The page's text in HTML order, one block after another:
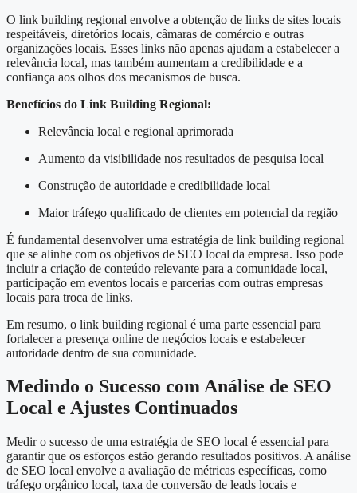
O link building regional envolve a obtenção de links de sites locais
respeitáveis, diretórios locais, câmaras de comércio e outras
organizações locais. Esses links não apenas ajudam a estabelecer a
relevância local, mas também aumentam a credibilidade e a
confiança aos olhos dos mecanismos de busca.
Benefícios do Link Building Regional:
Relevância local e regional aprimorada
Aumento da visibilidade nos resultados de pesquisa local
Construção de autoridade e credibilidade local
Maior tráfego qualificado de clientes em potencial da região
É fundamental desenvolver uma estratégia de link building regional
que se alinhe com os objetivos de SEO local da empresa. Isso pode
incluir a criação de conteúdo relevante para a comunidade local,
participação em eventos locais e parcerias com outras empresas
locais para troca de links.
Em resumo, o link building regional é uma parte essencial para
fortalecer a presença online de negócios locais e estabelecer
autoridade dentro de sua comunidade.
Medindo o Sucesso com Análise de SEO
Local e Ajustes Continuados
Medir o sucesso de uma estratégia de SEO local é essencial para
garantir que os esforços estão gerando resultados positivos. A análise
de SEO local envolve a avaliação de métricas específicas, como
tráfego orgânico local, taxa de conversão de leads locais e